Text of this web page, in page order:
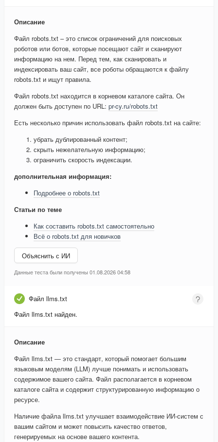
Описание
Файл robots.txt – это список ограничений для поисковых
роботов или ботов, которые посещают сайт и сканируют
информацию на нем. Перед тем, как сканировать и
индексировать ваш сайт, все роботы обращаются к файлу
robots.txt и ищут правила.
Файл robots.txt находится в корневом каталоге сайта. Он
должен быть доступен по URL: pr-cy.ru/robots.txt
Есть несколько причин использовать файл robots.txt на сайте:
убрать дублированный контент;
скрыть нежелательную информацию;
ограничить скорость индексации.
дополнительная информация:
Подробнее о robots.txt
Статьи по теме
Как составить robots.txt самостоятельно
Всё о robots.txt для новичков
Объяснить с ИИ
Данные теста были получены 01.08.2026 04:58
Файл llms.txt
Файл llms.txt найден.
Описание
Файл llms.txt — это стандарт, который помогает большим
языковым моделям (LLM) лучше понимать и использовать
содержимое вашего сайта. Файл располагается в корневом
каталоге сайта и содержит структурированную информацию о
ресурсе.
Наличие файла llms.txt улучшает взаимодействие ИИ-систем с
вашим сайтом и может повысить качество ответов,
генерируемых на основе вашего контента.